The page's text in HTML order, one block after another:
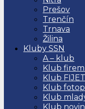
Prešov
Trenčín
Trnava
Žilina
Kluby SSN
A – klub
Klub
Klub
Klub
Klub
Klub